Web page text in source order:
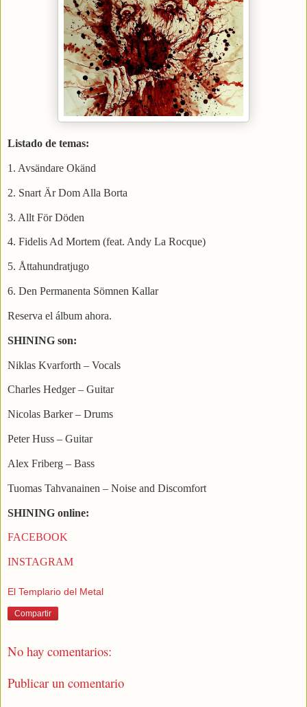
Listado de temas:
1. Avsändare Okänd
2. Snart Är Dom Alla Borta
3. Allt För Döden
4. Fidelis Ad Mortem (feat. Andy La Rocque)
5. Åttahundratjugo
6. Den Permanenta Sömnen Kallar
Reserva el álbum ahora.
SHINING son:
Niklas Kvarforth – Vocals
Charles Hedger – Guitar
Nicolas Barker – Drums
Peter Huss – Guitar
Alex Friberg – Bass
Tuomas Tahvanainen – Noise and Discomfort
SHINING online:
FACEBOOK
INSTAGRAM
El Templario del Metal
Compartir
No hay comentarios:
Publicar un comentario